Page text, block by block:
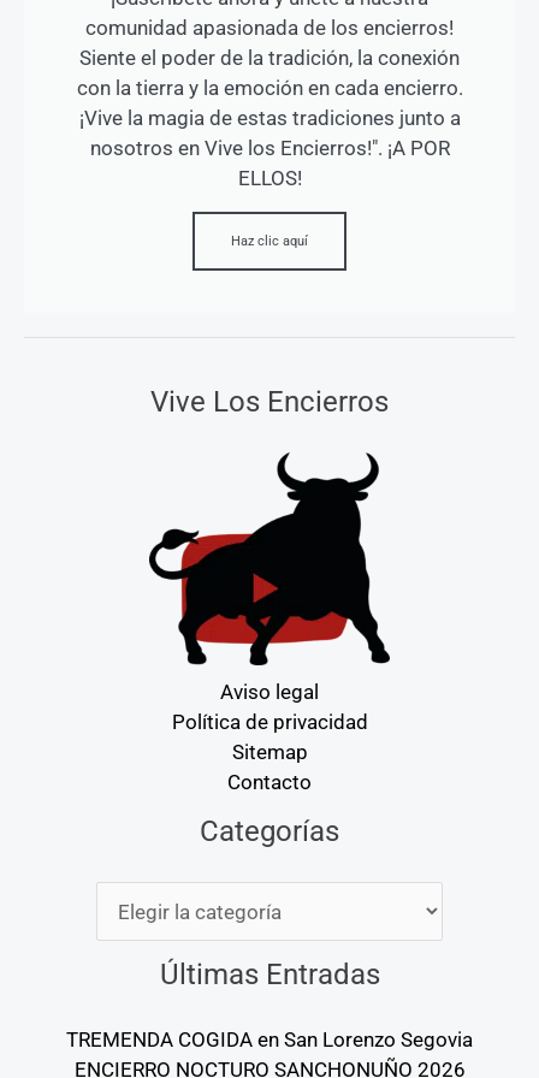
comunidad apasionada de los encierros!
Siente el poder de la tradición, la conexión
con la tierra y la emoción en cada encierro.
¡Vive la magia de estas tradiciones junto a
nosotros en Vive los Encierros!". ¡A POR
ELLOS!
Haz clic aquí
Vive Los Encierros
Aviso legal
Política de privacidad
Sitemap
Contacto
Categorías
Últimas Entradas
TREMENDA COGIDA en San Lorenzo Segovia
ENCIERRO NOCTURO SANCHONUÑO 2026